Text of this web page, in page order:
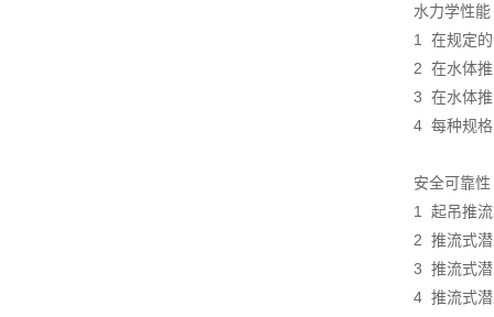
水力学性能
1 在规定
2 在水体推
3 在水体推
4 每种规格
安全可靠性
1 起吊推流
2 推流式
3 推流式潜
4 推流式潜